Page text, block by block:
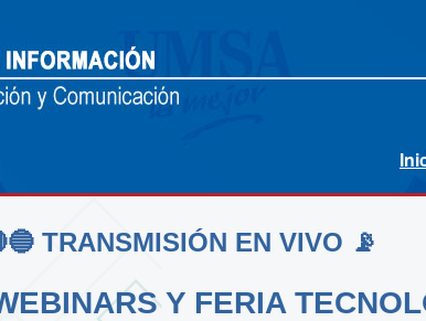
TRANSMISIÓN EN VIVO 📡
Y FERIA